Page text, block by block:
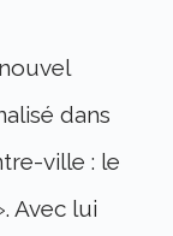
dans
ville : le
Avec lui